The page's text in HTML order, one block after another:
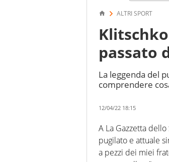
ALTRI SPORT
passato
La leggenda del
comprendere
12/04/22 18:15
A La Gazzetta
pugilato e attuale
a pezzi dei miei